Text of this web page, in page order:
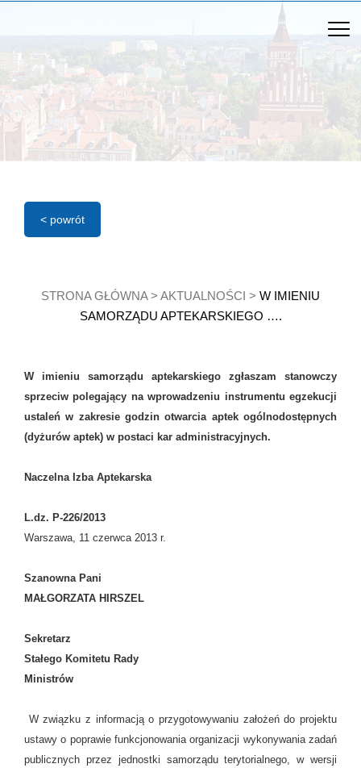
< powrót
STRONA GŁÓWNA> AKTUALNOŚCI > W IMIENIU
SAMORZĄDU APTEKARSKIEGO ….
W imieniu samorządu aptekarskiego zgłaszam stanowczy
sprzeciw polegający na wprowadzeniu instrumentu egzekucji
ustaleń w zakresie godzin otwarcia aptek ogólnodostępnych
(dyżurów aptek) w postaci kar administracyjnych.
Naczelna Izba Aptekarska
L.dz. P-226/2013
Warszawa, 11 czerwca 2013 r.
Szanowna Pani
MAŁGORZATA HIRSZEL
Sekretarz
Stałego Komitetu Rady
Ministrów
W związku z informacją o przygotowywaniu założeń do projektu
ustawy o poprawie funkcjonowania organizacji wykonywania zadań
publicznych przez jednostki samorządu terytorialnego, w wersji